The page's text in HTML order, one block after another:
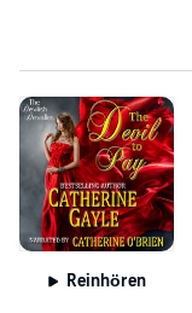
Reinhören